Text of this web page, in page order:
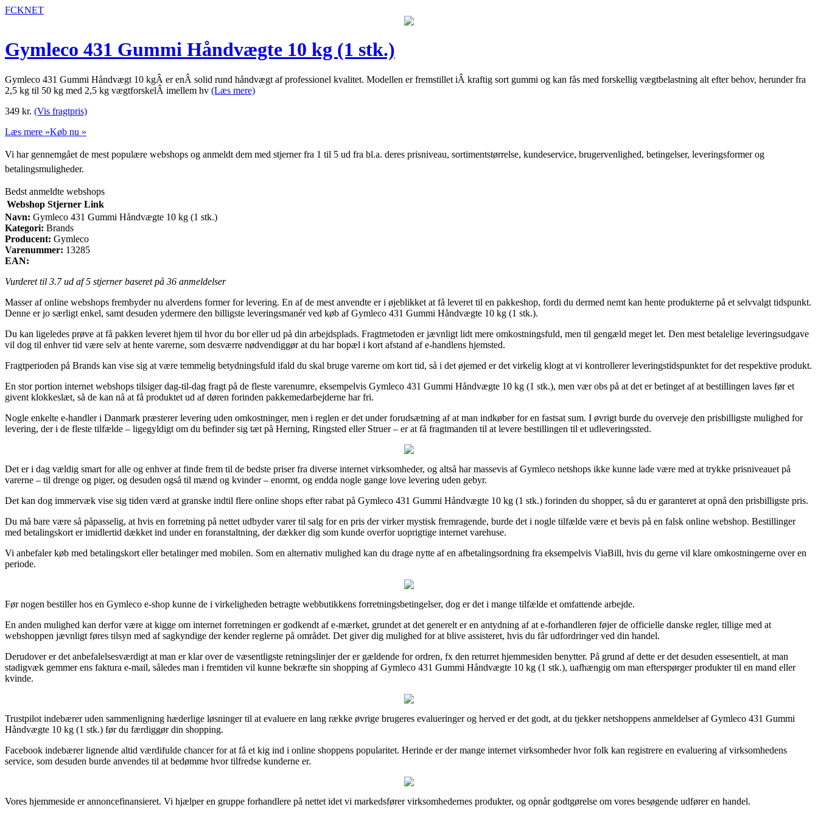
FCKNET
Gymleco 431 Gummi Håndvægte 10 kg (1 stk.)
Gymleco 431 Gummi Håndvægt 10 kgÂ er enÂ solid rund håndvægt af professionel kvalitet. Modellen er fremstillet iÂ kraftig sort gummi og kan fås med forskellig vægtbelastning alt efter behov, herunder fra
2,5 kg til 50 kg med 2,5 kg vægtforskelÂ imellem hv (Læs mere)
349 kr. (Vis fragtpris)
Læs mere »Køb nu »
Vi har gennemgået de mest populære webshops og anmeldt dem med stjerner fra 1 til 5 ud fra bl.a. deres prisniveau, sortimentstørrelse, kundeservice, brugervenlighed, betingelser, leveringsformer og
betalingsmuligheder.
Bedst anmeldte webshops
Webshop Stjerner Link
Navn: Gymleco 431 Gummi Håndvægte 10 kg (1 stk.)
Kategori: Brands
Producent: Gymleco
Varenummer: 13285
EAN:
Vurderet til 3.7ud af 5 stjerner baseret på 36 anmeldelser
Masser af online webshops frembyder nu alverdens former for levering. En af de mest anvendte er i øjeblikket at få leveret til en pakkeshop, fordi du dermed nemt kan hente produkterne på et selvvalgt tidspunkt.
Denne er jo særligt enkel, samt desuden ydermere den billigste leveringsmanér ved køb af Gymleco 431 Gummi Håndvægte 10 kg (1 stk.).
Du kan ligeledes prøve at få pakken leveret hjem til hvor du bor eller ud på din arbejdsplads. Fragtmetoden er jævnligt lidt mere omkostningsfuld, men til gengæld meget let. Den mest betalelige leveringsudgave
vil dog til enhver tid være selv at hente varerne, som desværre nødvendiggør at du har bopæl i kort afstand af e-handlens hjemsted.
Fragtperioden på Brands kan vise sig at være temmelig betydningsfuld ifald du skal bruge varerne om kort tid, så i det øjemed er det virkelig klogt at vi kontrollerer leveringstidspunktet for det respektive produkt.
En stor portion internet webshops tilsiger dag-til-dag fragt på de fleste varenumre, eksempelvis Gymleco 431 Gummi Håndvægte 10 kg (1 stk.), men vær obs på at det er betinget af at bestillingen laves før et
givent klokkeslæt, så de kan nå at få produktet ud af døren forinden pakkemedarbejderne har fri.
Nogle enkelte e-handler i Danmark præsterer levering uden omkostninger, men i reglen er det under forudsætning af at man indkøber for en fastsat sum. I øvrigt burde du overveje den prisbilligste mulighed for
levering, der i de fleste tilfælde – ligegyldigt om du befinder sig tæt på Herning, Ringsted eller Struer – er at få fragtmanden til at levere bestillingen til et udleveringssted.
Det er i dag vældig smart for alle og enhver at finde frem til de bedste priser fra diverse internet virksomheder, og altså har massevis af Gymleco netshops ikke kunne lade være med at trykke prisniveauet på
varerne – til drenge og piger, og desuden også til mænd og kvinder – enormt, og endda nogle gange love levering uden gebyr.
Det kan dog immervæk vise sig tiden værd at granske indtil flere online shops efter rabat på Gymleco 431 Gummi Håndvægte 10 kg (1 stk.) forinden du shopper, så du er garanteret at opnå den prisbilligste pris.
Du må bare være så påpasselig, at hvis en forretning på nettet udbyder varer til salg for en pris der virker mystisk fremragende, burde det i nogle tilfælde være et bevis på en falsk online webshop. Bestillinger
med betalingskort er imidlertid dækket ind under en foranstaltning, der dækker dig som kunde overfor uoprigtige internet varehuse.
Vi anbefaler køb med betalingskort eller betalinger med mobilen. Som en alternativ mulighed kan du drage nytte af en afbetalingsordning fra eksempelvis ViaBill, hvis du gerne vil klare omkostningerne over en
periode.
Før nogen bestiller hos en Gymleco e-shop kunne de i virkeligheden betragte webbutikkens forretningsbetingelser, dog er det i mange tilfælde et omfattende arbejde.
En anden mulighed kan derfor være at kigge om internet forretningen er godkendt af e-mærket, grundet at det generelt er en antydning af at e-forhandleren føjer de officielle danske regler, tillige med at
webshoppen jævnligt føres tilsyn med af sagkyndige der kender reglerne på området. Det giver dig mulighed for at blive assisteret, hvis du får udfordringer ved din handel.
Derudover er det anbefalelsesværdigt at man er klar over de væsentligste retningslinjer der er gældende for ordren, fx den returret hjemmesiden benytter. På grund af dette er det desuden essesentielt, at man
stadigvæk gemmer ens faktura e-mail, således man i fremtiden vil kunne bekræfte sin shopping af Gymleco 431 Gummi Håndvægte 10 kg (1 stk.), uafhængig om man efterspørger produkter til en mand eller
kvinde.
Trustpilot indebærer uden sammenligning hæderlige løsninger til at evaluere en lang række øvrige brugeres evalueringer og herved er det godt, at du tjekker netshoppens anmeldelser af Gymleco 431 Gummi
Håndvægte 10 kg (1 stk.) før du færdiggør din shopping.
Facebook indebærer lignende altid værdifulde chancer for at få et kig ind i online shoppens popularitet. Herinde er der mange internet virksomheder hvor folk kan registrere en evaluering af virksomhedens
service, som desuden burde anvendes til at bedømme hvor tilfredse kunderne er.
Vores hjemmeside er annoncefinansieret. Vi hjælper en gruppe forhandlere på nettet idet vi markedsfører virksomhedernes produkter, og opnår godtgørelse om vores besøgende udfører en handel.